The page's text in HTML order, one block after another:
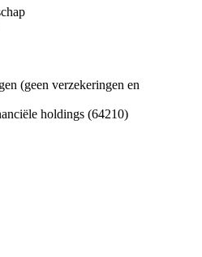
(geen verzekeringen en
holdings (64210)